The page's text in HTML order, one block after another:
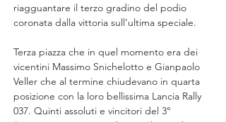
riagguantare il terzo gradino del podio
coronata dalla vittoria sull’ultima speciale.
Terza piazza che in quel momento era dei
vicentini Massimo Snichelotto e Gianpaolo
Veller che al termine chiudevano in quarta
posizione con la loro bellissima Lancia Rally
037. Quinti assoluti e vincitori del 3°